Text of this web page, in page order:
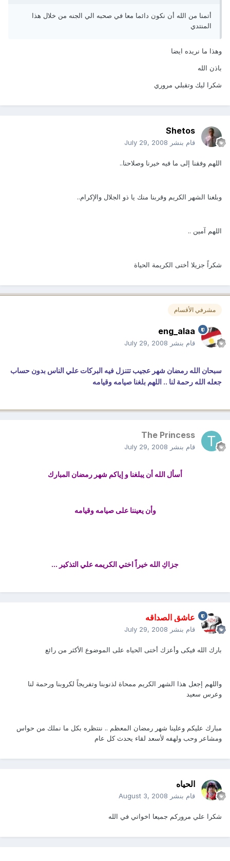
أتمنا من الله أن نكون دائما معا في صحبه الي الجنه من خلال هذا
المنتدي
وهذا ما نريده ايضا
باذن الله
شكرا ليك وتقبلي مروري
Shetos
قام بنشر July 29, 2008
اللهم وفقنا إلى ما فيه خيرنا وصلاحنا..
وبلغنا الشهر الكريم وقربنا منك يا ذو الجلال والإكرام..
اللهم آمين ..
شكراً جزيلا أختى الكريمة الحياة
مشرفي الأقسام
eng_alaa
قام بنشر July 29, 2008
سبحان الله رمضان شهر عجيب تتنزل فيه البركات علي الناس بدون حساب
جعله الله رحمة لنا .. اللهم بلغنا صيامه وقيامه
The Princess
قام بنشر July 29, 2008
أسأل الله أن يبلغنا و إياكم شهر رمضان المبارك
وأن يعيننا على صيامه وقيامه
جزاكِ الله خيراً اختي الكريمه علي التذكير ...
عاشق الصداقه
قام بنشر July 29, 2008
بارك الله فيكى وأعزك أختى الحياه على الموضوع الأكثر من رائع
واللهم إجعل هذا الشهر الكريم ممحاة لذنوبنا وتفريجاً لكروبنا ورحمة لنا
وعرس سعيد
مبارك عليكم وعلينا شهر رمضان المعظم .. ننتظره بكل ما نملك من حواس
ومشاعر وحب ولهفه لأسعد لقاء يحدث كل عام
الحياه
قام بنشر August 3, 2008
شكرا علي مروركم جميعا اخواتي في الله